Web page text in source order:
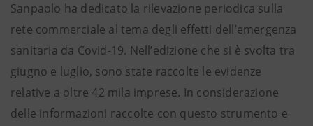
Sanpaolo ha dedicato la rilevazione periodica sulla
rete commerciale al tema degli effetti dell’emergenza
sanitaria da Covid-19. Nell’edizione che si è svolta tra
giugno e luglio, sono state raccolte le evidenze
relative a oltre 42 mila imprese. In considerazione
delle informazioni raccolte con questo strumento e